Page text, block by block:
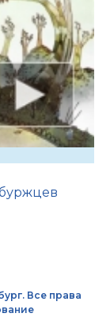
Все права